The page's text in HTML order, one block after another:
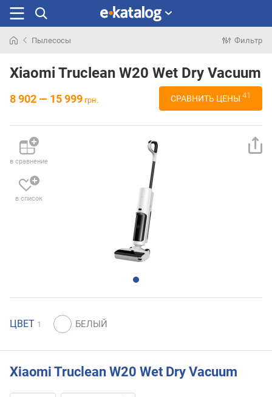
раньше
Пылесосы Фильтр
Xiaomi Truclean W20 Wet Dry Vacuum
8 902 — 15 999 грн. СРАВНИТЬ ЦЕНЫ 41
в сравнение
в список
ЦВЕТ 1
Xiaomi Truclean W20 Wet Dry Vacuum